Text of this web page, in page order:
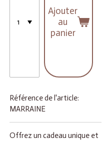
Ajouter
au
panier
Référence de l'article:
MARRAINE
Offrez un cadeau unique et